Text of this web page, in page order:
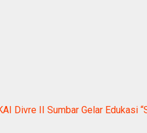
Divre II Sumbar Gelar Edukasi